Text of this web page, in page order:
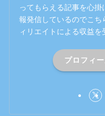
ってもらえる記事を心掛
報発信しているのでこ
ィリエイトによる収益を
プロフィ